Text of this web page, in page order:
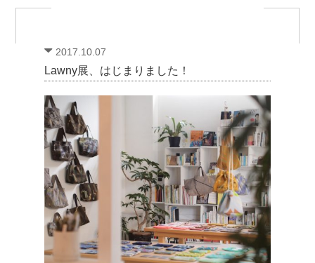
2017.10.07
Lawny展、はじまりました！